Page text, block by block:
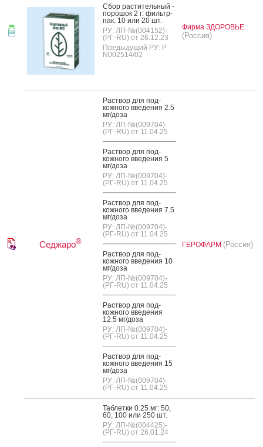
Сбор рас­ти­тель­ный -
по­рошок 2 г: филь­тр-
пак. 10 или 20 шт.
РУ: ЛП-№(004152)-
(РГ-RU) от 26.12.23
Предыдущий РУ: Р
N002514/02
Фирма ЗДОРОВЬЕ
(Россия)
Седжаро®
Рас­твор для под­
кожно­го вве­дения 2.5
мг/до­за
РУ: ЛП-№(009704)-
(РГ-RU) от 11.04.25
Рас­твор для под­
кожно­го вве­дения 5
мг/до­за
РУ: ЛП-№(009704)-
(РГ-RU) от 11.04.25
Рас­твор для под­
кожно­го вве­дения 7.5
мг/до­за
РУ: ЛП-№(009704)-
(РГ-RU) от 11.04.25
Рас­твор для под­
кожно­го вве­дения 10
мг/до­за
РУ: ЛП-№(009704)-
(РГ-RU) от 11.04.25
Рас­твор для под­
кожно­го вве­дения
12.5 мг/до­за
РУ: ЛП-№(009704)-
(РГ-RU) от 11.04.25
Рас­твор для под­
кожно­го вве­дения 15
мг/до­за
РУ: ЛП-№(009704)-
(РГ-RU) от 11.04.25
ГЕРОФАРМ (Россия)
Таб­летки 0.25 мг: 50,
60, 100 или 250 шт.
РУ: ЛП-№(004425)-
(РГ-RU) от 26.01.24